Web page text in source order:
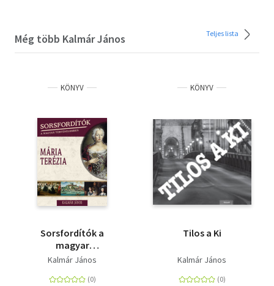
Még több Kalmár János Teljes lista
KÖNYV
Sorsfordítók a
magyar
történelemben - Mária
Kalmár János
KÖNYV
Tilos a Ki
Kalmár János